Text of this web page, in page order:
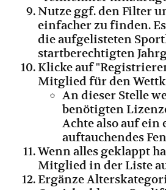
Nutze ggf. den Filter
einfacher zu finden.
die aufgelisteten
startberechtigten
Klicke auf
Mitglied für den
An dieser Stelle
benötigten
Achte also auf ein
auftauchendes
Wenn alles geklappt
Mitglied in der Liste
Ergänze